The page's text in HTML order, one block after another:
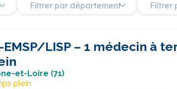
Filtrer par département Filtrer
EMSP/LISP – 1 médecin à
et-Loire (71)
plein